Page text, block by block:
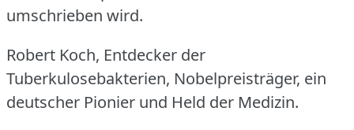
umschrieben wird.
Robert Koch, Entdecker der
Tuberkulosebakterien, Nobelpreisträger, ein
deutscher Pionier und Held der Medizin.